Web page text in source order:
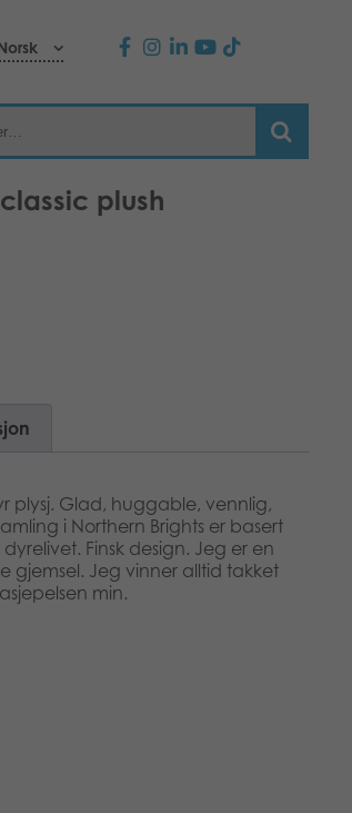
plush
plysj. Glad, huggable, vennlig,
i Northern Brights er basert
Finsk design. Jeg er en
gjemsel. Jeg vinner alltid takket
min.